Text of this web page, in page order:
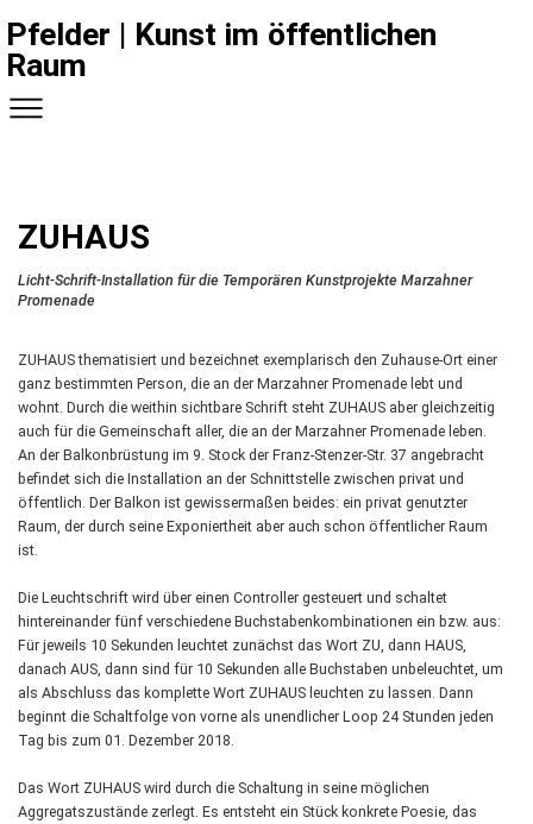
Pfelder | Kunst im öffentlichen
Raum
ZUHAUS
Licht-Schrift-Installation für die Temporären Kunstprojekte Marzahner
Promenade
ZUHAUS thematisiert und bezeichnet exemplarisch den Zuhause-Ort einer
ganz bestimmten Person, die an der Marzahner Promenade lebt und
wohnt. Durch die weithin sichtbare Schrift steht ZUHAUS aber gleichzeitig
auch für die Gemeinschaft aller, die an der Marzahner Promenade leben.
An der Balkonbrüstung im 9. Stock der Franz-Stenzer-Str. 37 angebracht
befindet sich die Installation an der Schnittstelle zwischen privat und
öffentlich. Der Balkon ist gewissermaßen beides: ein privat genutzter
Raum, der durch seine Exponiertheit aber auch schon öffentlicher Raum
ist.
Die Leuchtschrift wird über einen Controller gesteuert und schaltet
hintereinander fünf verschiedene Buchstabenkombinationen ein bzw. aus:
Für jeweils 10 Sekunden leuchtet zunächst das Wort ZU, dann HAUS,
danach AUS, dann sind für 10 Sekunden alle Buchstaben unbeleuchtet, um
als Abschluss das komplette Wort ZUHAUS leuchten zu lassen. Dann
beginnt die Schaltfolge von vorne als unendlicher Loop 24 Stunden jeden
Tag bis zum 01. Dezember 2018.
Das Wort ZUHAUS wird durch die Schaltung in seine möglichen
Aggregatszustände zerlegt. Es entsteht ein Stück konkrete Poesie, das